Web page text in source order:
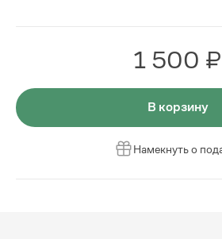
1 500 ₽
В корзину
Намекнуть о